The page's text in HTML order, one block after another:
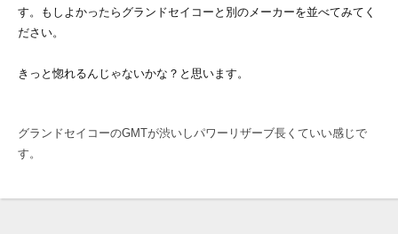
す。もしよかったらグランドセイコーと別のメーカーを並べてみてく
ださい。
きっと惚れるんじゃないかな？と思います。
グランドセイコーのGMTが渋いしパワーリザーブ長くていい感じで
す。